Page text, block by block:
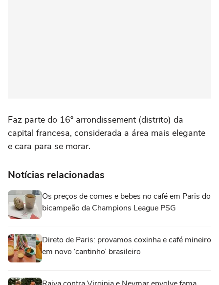
Faz parte do 16º arrondissement (distrito) da
capital francesa, considerada a área mais elegante
e cara para se morar.
Notícias relacionadas
Os preços de comes e bebes no café em Paris do
bicampeão da Champions League PSG
Direto de Paris: provamos coxinha e café mineiro
em novo ‘cantinho’ brasileiro